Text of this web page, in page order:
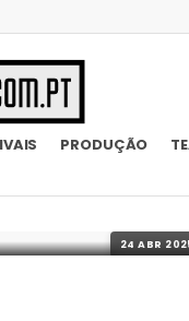
PRODUÇÃO
24 ABR